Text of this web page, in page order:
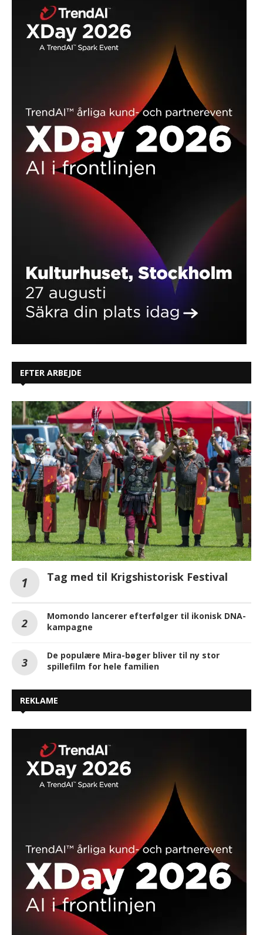
EFTER ARBEJDE
Tag med til Krigshistorisk Festival
Momondo lancerer efterfølger til ikonisk DNA-
kampagne
De populære Mira-bøger bliver til ny stor
spillefilm for hele familien
REKLAME